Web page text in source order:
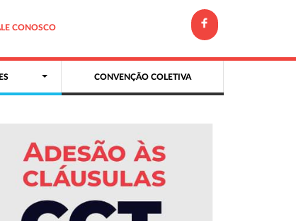
CONOSCO
CONVENÇÃO COLETIVA